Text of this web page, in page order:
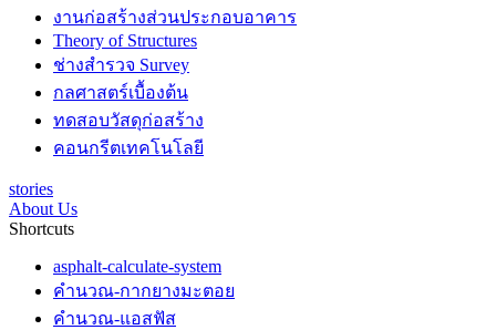
งานก่อสร้างส่วนประกอบอาคาร
Theory of Structures
ช่างสำรวจ Survey
กลศาสตร์เบื้องต้น
ทดสอบวัสดุก่อสร้าง
คอนกรีตเทคโนโลยี
stories
About Us
Shortcuts
asphalt-calculate-system
คำนวณ-กากยางมะตอย
คำนวณ-แอสฟัส